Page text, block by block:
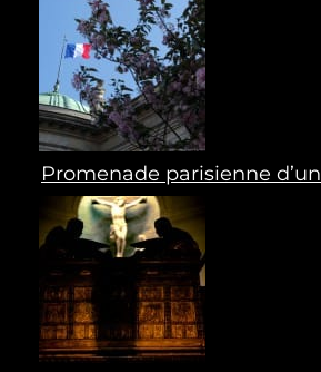
Promenade parisienne